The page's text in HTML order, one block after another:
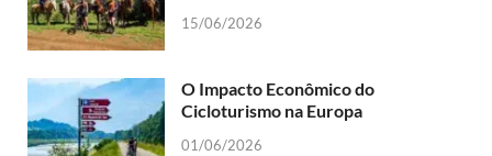
15/06/2026
O Impacto Econômico do
Cicloturismo na Europa
01/06/2026